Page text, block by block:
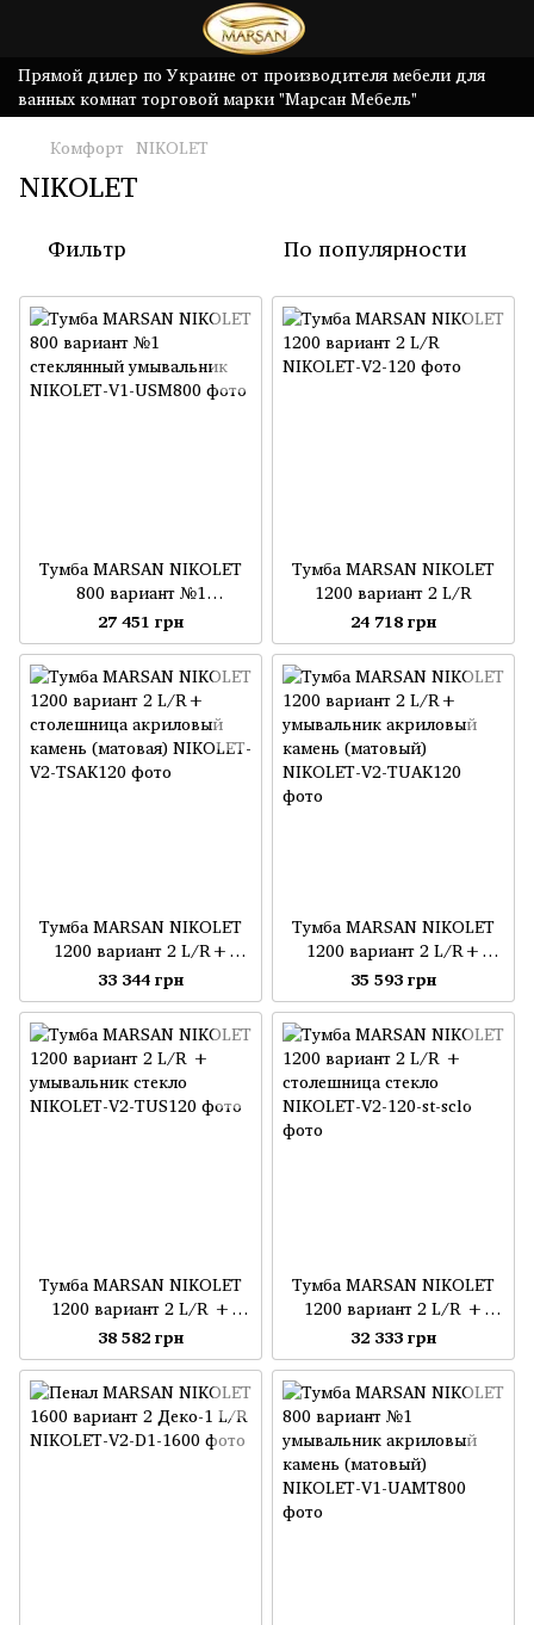
Прямой дилер по Украине от производителя мебели для
ванных комнат торговой марки "Марсан Мебель"
Комфорт NIKOLET
NIKOLET
Фильтр По популярности
Тумба MARSAN NIKOLET
800 вариант №1
стеклянный умывальник
27 451 грн
Тумба MARSAN NIKOLET
1200 вариант 2 L/R
24 718 грн
Тумба MARSAN NIKOLET
1200 вариант 2 L/R+
столешница акриловый
камень (матовая)
33 344 грн
Тумба MARSAN NIKOLET
1200 вариант 2 L/R+
умывальник акриловый
камень (матовый)
35 593 грн
Тумба MARSAN NIKOLET
1200 вариант 2 L/R +
умывальник стекло
38 582 грн
Тумба MARSAN NIKOLET
1200 вариант 2 L/R +
столешница стекло
32 333 грн